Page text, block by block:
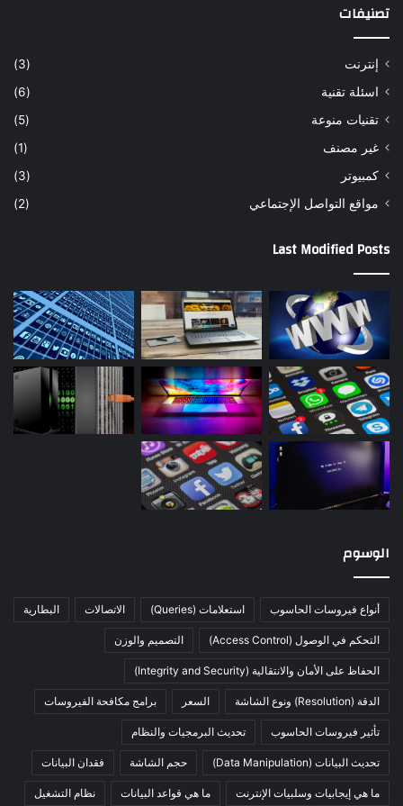
تصنيفات
إنترنت
(3)
اسئلة تقنية
(6)
تقنيات منوعة
(5)
غير مصنف
(1)
كمبيوتر
(3)
مواقع التواصل اﻹجتماعي
(2)
Last Modified Posts
الوسوم
أنواع فيروسات الحاسوب استعلامات (Queries) الاتصالات البطارية
التحكم في الوصول (Access Control) التصميم والوزن
الحفاظ على الأمان والانتقالية (Integrity and Security)
الدقة (Resolution) ونوع الشاشة السعر برامج مكافحة الفيروسات
تأثير فيروسات الحاسوب تحديث البرمجيات والنظام
تحديث البيانات (Data Manipulation) حجم الشاشة فقدان البيانات
ما هي إيجابيات وسلبيات الإنترنت ما هي قواعد البيانات نظام التشغيل